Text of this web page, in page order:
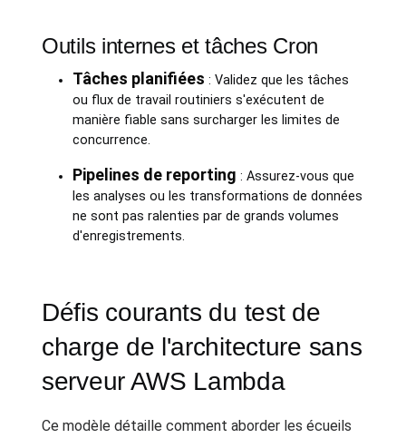
Outils internes et tâches Cron
Tâches planifiées : Validez que les tâches
ou flux de travail routiniers s'exécutent de
manière fiable sans surcharger les limites de
concurrence.
Pipelines de reporting : Assurez-vous que
les analyses ou les transformations de données
ne sont pas ralenties par de grands volumes
d'enregistrements.
Défis courants du test de
charge de l'architecture sans
serveur AWS Lambda
Ce modèle détaille comment aborder les écueils